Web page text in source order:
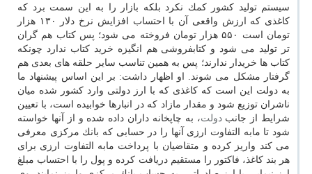
سیستم تولید كشور كمك نكرد بلكه بازار را به این سمت برد كه
كاغذی كه ارزش واقعی آن با احتساب افزایش نرخ دلار ۱۳۰ هزار
تومان است ۵۵۰ هزار تومان فروخته می شود؛ پس كتاب هم گران
تر تولید می شود و كتابفروشی هم انگیزه خرید كتاب ندارد چونكه
كتاب ها خریدار ندارند؛ پس به همین تناسب سایر حلقه های بعدی هم
گرفتار مشكل می شوند. او اظهار داشت: بر این اساس پیشنهاد ما
به دولت این است كه كاغذی كه با ارز دولتی وارد كشور شده میان
ناشران توزیع شود و مقدار مازاد كه در انبارها خوابیده است، با تعیین
شرایط از جانبدولت، به چاپخانه داران داده شده و از آنها خواسته
شود تا مابه التفاوت ارزی آنها را در حسابی كه بانك مركزی معرفی
می كند واریز كرده و متقاضیان با پرداخت مابه التفاوت ارزی برای
هر بند كاغذ، فاكتور را مستقیم دریافت كرده و پول را با احتساب مبلغ